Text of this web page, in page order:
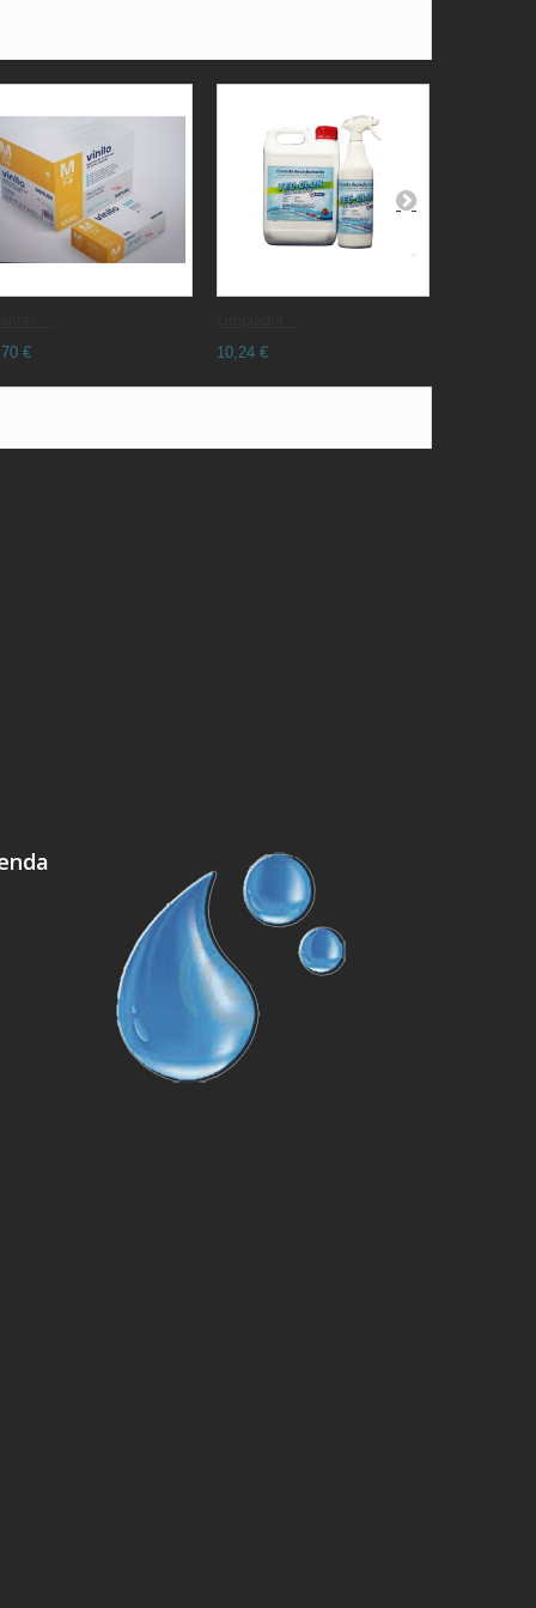
€
10,24 €